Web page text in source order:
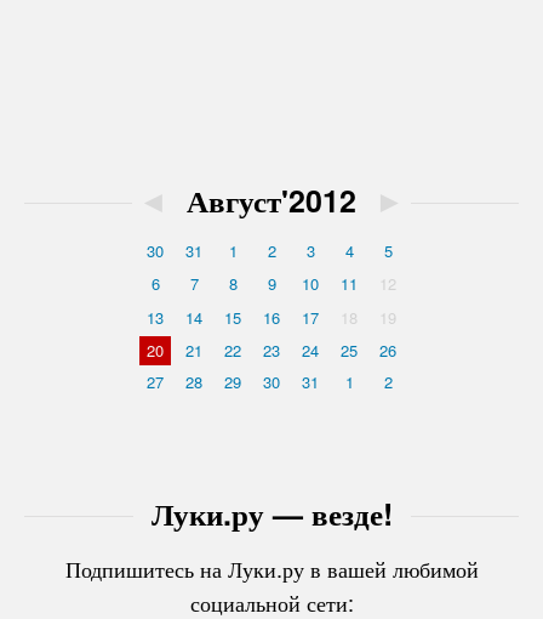
Луки.ру — везде!
Подпишитесь на Луки.ру в вашей любимой
социальной сети:
◄ Август'2012 ►
30 31 1 2 3 4
5
6
7 8 9 10 11
12
13
14 15 16 17 18
19
20
21 22 23 24 25
26
27
28 29 30 31 1 2